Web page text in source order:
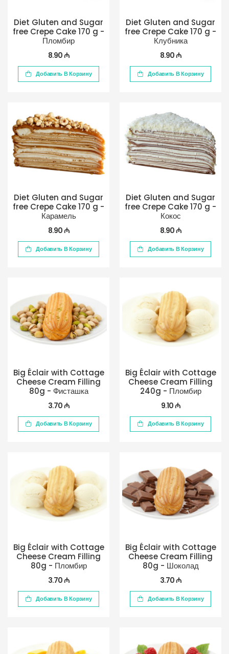
Diet Gluten and Sugar
free Crepe Cake 170 g -
Пломбир
8.90 ₼
Добавить В Корзину
Diet Gluten and Sugar
free Crepe Cake 170 g -
Клубника
8.90 ₼
Добавить В Корзину
Diet Gluten and Sugar
free Crepe Cake 170 g -
Карамель
8.90 ₼
Добавить В Корзину
Diet Gluten and Sugar
free Crepe Cake 170 g -
Кокос
8.90 ₼
Добавить В Корзину
Big Éclair with Cottage
Cheese Cream Filling
80g - Фисташка
3.70 ₼
Добавить В Корзину
Big Éclair with Cottage
Cheese Cream Filling
240g - Пломбир
9.10 ₼
Добавить В Корзину
Big Éclair with Cottage
Cheese Cream Filling
80g - Пломбир
3.70 ₼
Добавить В Корзину
Big Éclair with Cottage
Cheese Cream Filling
80g - Шоколад
3.70 ₼
Добавить В Корзину